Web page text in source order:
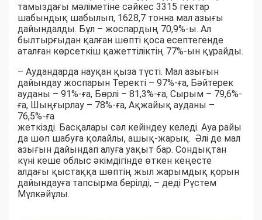
тамыздағы мәліметіне сәйкес 3315 гектар
шабындық шабылып, 1628,7 тонна мал азығы
дайындалды. Бұл – жоспардың 70,9%-ы. Ал
былтырғыдан қалған шөпті қоса есептегенде
аталған көрсеткіш қажеттіліктің 77%-ын құрайды.
– Аудандарда науқан қыза түсті. Мал азығын
дайындау жоспарын Теректі – 97%-ға, Бәйтерек
ауданы – 91%-ға, Бөрлі – 81,3%-ға, Сырым – 79,6%-
ға, Шыңғырлау – 78%-ға, Ақжайық ауданы –
76,5%-ға
жеткізді. Басқалары сәл кейіндеу келеді. Ауа райы
да шөп шабуға қолайлы, ашық-жарық. Әлі де мал
азығын дайындап алуға уақыт бар. Сондықтан
күні кеше облыс әкімдігінде өткен кеңесте
алдағы қыстаққа шөптің жыл жарымдық қорын
дайындауға тапсырма берілді, – деді Рүстем
Мүлкәйұлы.